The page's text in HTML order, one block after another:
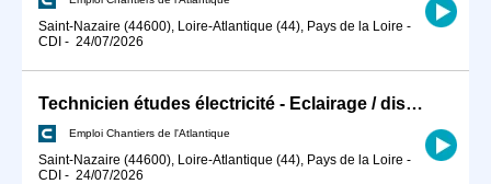
Saint-Nazaire (44600), Loire-Atlantique (44), Pays de la Loire -
CDI - 24/07/2026
Technicien études électricité - Eclairage / distribution BT H/F
Emploi Chantiers de l'Atlantique
Saint-Nazaire (44600), Loire-Atlantique (44), Pays de la Loire -
CDI - 24/07/2026